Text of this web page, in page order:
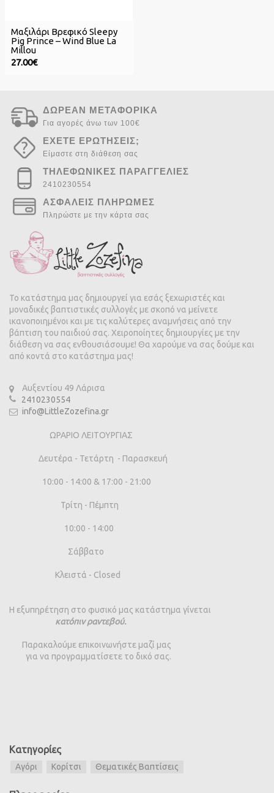
Μαξιλάρι Βρεφικό Sleepy
Pig Prince – Wind Blue La
Millou
27.00€
ΔΩΡΕΑΝ ΜΕΤΑΦΟΡΙΚΑ
Για αγορές άνω των 100€
ΕΧΕΤΕ ΕΡΩΤΗΣΕΙΣ;
Είμαστε στη διάθεση σας
ΤΗΛΕΦΩΝΙΚΕΣ ΠΑΡΑΓΓΕΛΙΕΣ
2410230554
ΑΣΦΑΛΕΙΣ ΠΛΗΡΩΜΕΣ
Πληρώστε με την κάρτα σας
Το κατάστημα μας δημιουργεί για εσάς ξεχωριστές και
μοναδικές βαπτιστικές συλλογές με σκοπό να μείνετε
ικανοποιημένοι και με τις καλύτερες αναμνήσεις από την
βάπτιση του παιδιού σας. Χειροποίητες δημιουργίες με την
διάθεση να σας ενθουσιάσουμε! Θα χαρούμε να σας δούμε και
από κοντά στο κατάστημα μας!
Αυξεντίου 49 Λάρισα
2410230554
info@LittleZozefina.gr
ΩΡΑΡΙΟ ΛΕΙΤΟΥΡΓΙΑΣ
Δευτέρα - Τετάρτη - Παρασκευή
10:00 - 14:00 & 17:00 - 21:00
Τρίτη - Πέμπτη
10:00 - 14:00
Σάββατο
Κλειστά - Closed
Η εξυπηρέτηση στο φυσικό μας κατάστημα γίνεται
κατόπιν ραντεβού.
Παρακαλούμε επικοινωνήστε μαζί μας
για να προγραμματίσετε το δικό σας.
Κατηγορίες
Αγόρι Κορίτσι Θεματικές Βαπτίσεις